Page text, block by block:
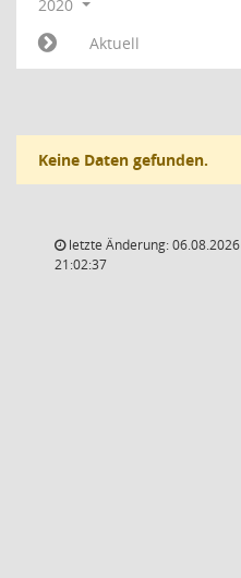
2020
Aktuell
Keine Daten gefunden.
letzte Änderung: 06.08.2026
21:02:37